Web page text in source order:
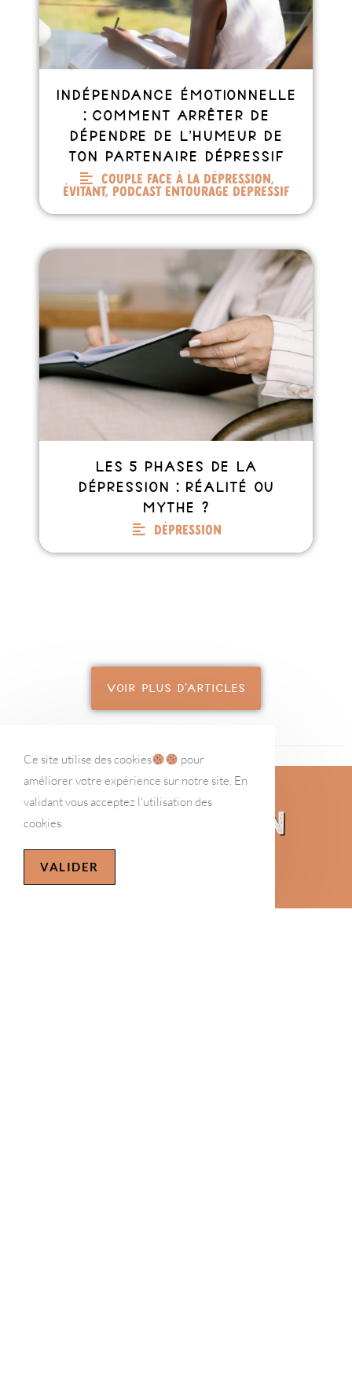
Indépendance émotionnelle
: comment arrêter de
dépendre de l’humeur de
ton partenaire dépressif
Couple face à la dépression,
Évitant, Podcast entourage dépressif
Les 5 phases de la
dépression : réalité ou
mythe ?
Dépression
VOIR PLUS D'ARTICLES
MyDeliPression
Ce site utilise des cookies
pour
améliorer votre expérience sur notre site. En
validant vous acceptez l'utilisation des
cookies.
VALIDER